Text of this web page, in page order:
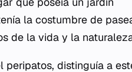
la costumbre de
de la vida y la
peripatos, distinguía a